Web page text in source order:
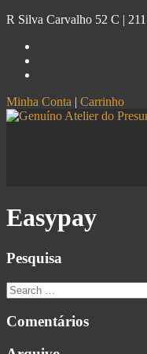
R Silva Carvalho 52 C |
Minha Conta | Carrinho
Easypay
Pesquisa
Comentários